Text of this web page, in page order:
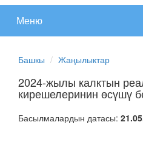
Меню
Башкы Жаңылыктар
2024-жылы калктын
кирешелеринин өсүшү
Басылмалардын датасы: